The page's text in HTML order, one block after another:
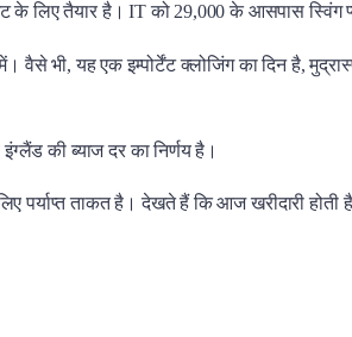
तैयार है। IT को 29,000 के आसपास स्विंग
भी, यह एक इम्पोर्टेंट क्लोजिंग का दिन है,
की ब्याज दर का निर्णय है।
पर्याप्त ताकत है। देखते हैं कि आज खरीदारी होती है